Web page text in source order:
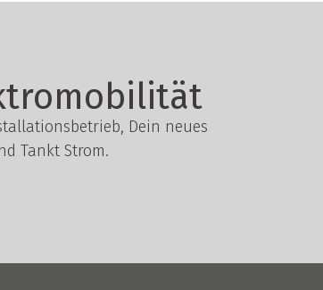
Dein neues
Tankt Strom.